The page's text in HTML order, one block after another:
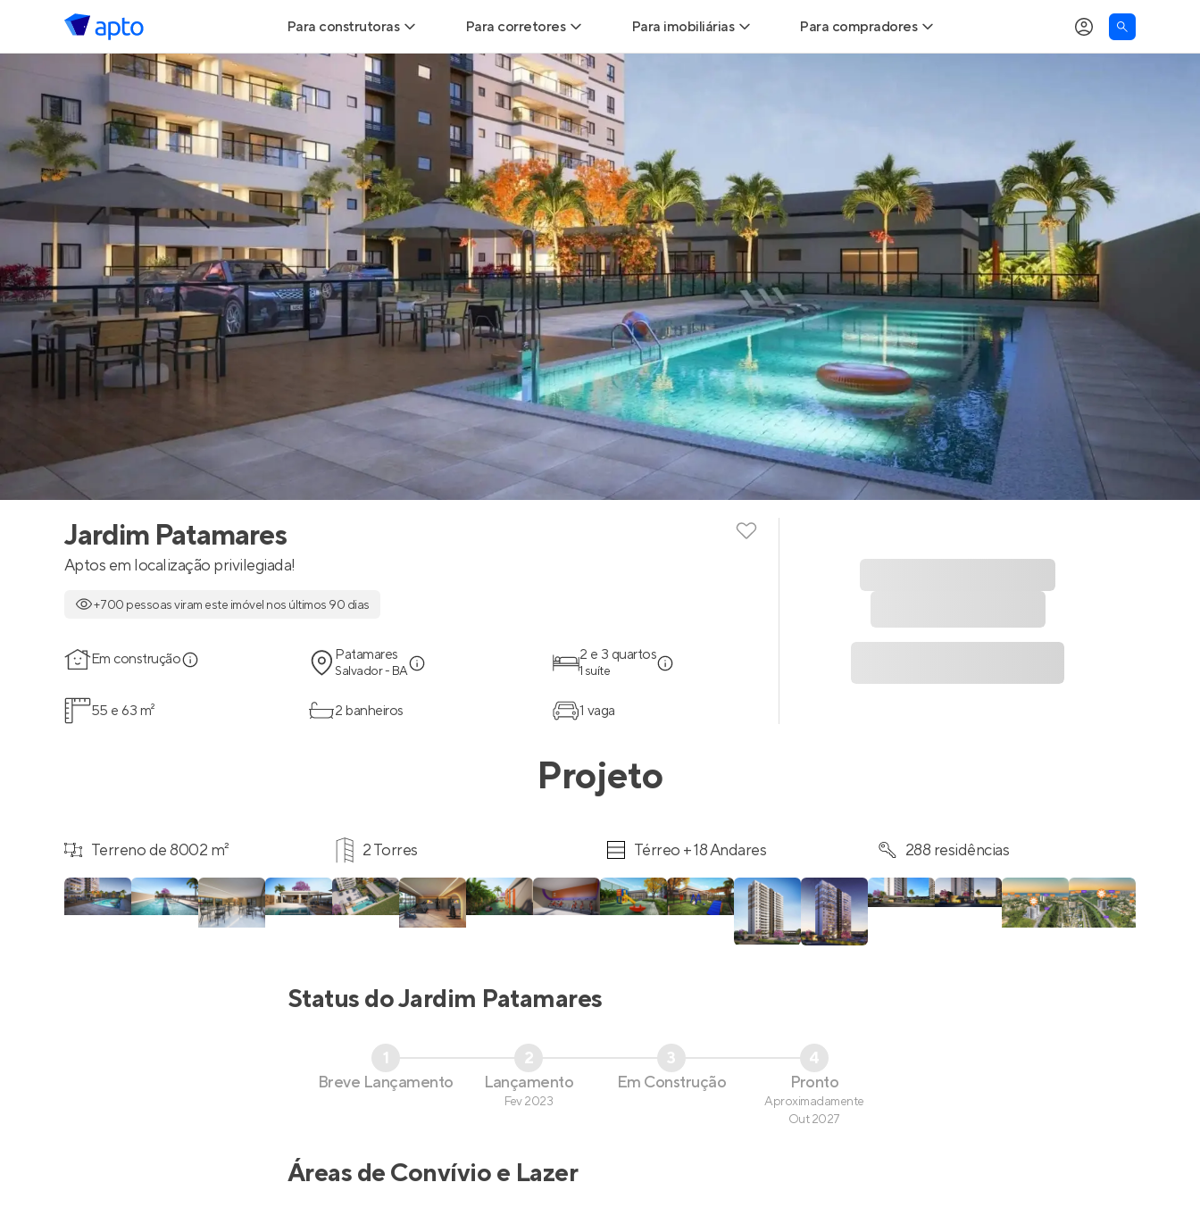
Para construtoras
Geração de Leads
Geração de Visitas
Geração de Vendas
Maiores Construtoras
Parcerias Imobiliárias
Anunciar Imóveis
Para corretores
Leads para Corretores
Corretor+
Parcerias imobiliárias
Hub de Corretores
Perfil Verificado
Anunciar imóveis
Para imobiliárias
Anunciar imóveis
Para compradores
Comprar x Alugar
Correção do INCC
Simulador de Financiamento
Encontre um corretor
Jardim Patamares
Aptos em localização privilegiada!
+700 pessoas viram este imóvel nos últimos 90 dias
Em construção Patamares
Salvador - BA
2 e 3 quartos
1 suíte
55 e 63 m² 2 banheiros 1 vaga
Projeto
Terreno de 8002 m² 2 Torres Térreo + 18 Andares 288 residências
Status doJardim Patamares
1
Breve Lançamento
2
Lançamento
Fev 2023
3
Em Construção
4
Pronto
Aproximadamente
Out 2027
Áreas de Convívio e Lazer